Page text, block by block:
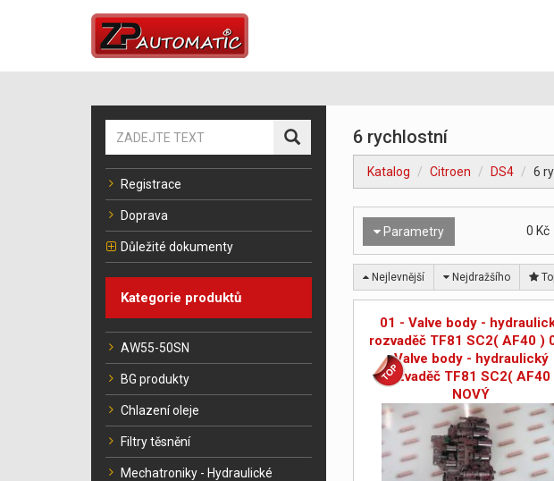
Registrace
Doprava
Důležité dokumenty
Kategorie produktů
AW55-50SN
BG produkty
Chlazení oleje
Filtry těsnění
Mechatroniky - Hydraulické
6 rychlostní
Katalog Citroen DS4 6
Parametry 0 Kč
Nejlevnější Nejdražšího
01 - Valve body -
rozvaděč TF81 SC2( AF40 )
Valve body - hydraulický
rozvaděč TF81 SC2( AF40
NOVÝ